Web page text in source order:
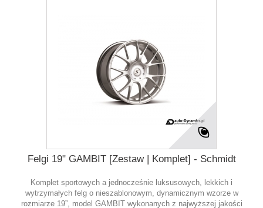
Felgi 19" GAMBIT [Zestaw | Komplet] - Schmidt
Komplet sportowych a jednocześnie luksusowych, lekkich i
wytrzymałych felg o nieszablonowym, dynamicznym wzorze w
rozmiarze 19”, model GAMBIT wykonanych z najwyższej jakości